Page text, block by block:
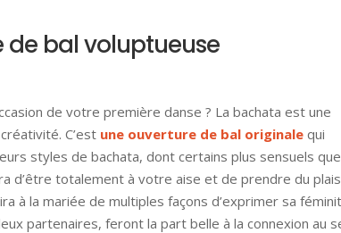
bal voluptueuse
de votre première danse ? La bachata est une
C’est une ouverture de bal originale qui
styles de bachata, dont certains plus sensuels que
d’être totalement à votre aise et de prendre du
à la mariée de multiples façons d’exprimer sa
partenaires, feront la part belle à la connexion au